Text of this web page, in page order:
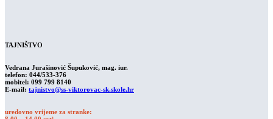
TAJNIŠTVO
Vedrana Jurašinović Šupuković, mag. iur.
telefon: 044/533-376
mobitel: 099 799 8140
E-mail: tajnistvo@ss-viktorovac-sk.skole.hr
uredovno vrijeme za stranke: